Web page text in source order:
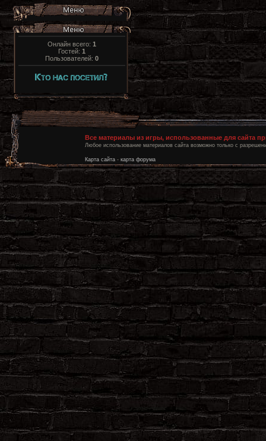
Онлайн всего: 1
Гостей: 1
Пользователей: 0
Все материалы из игры, использованные для сайта
Любое использование материалов сайта возможно только с
Карта сайта - карта форума